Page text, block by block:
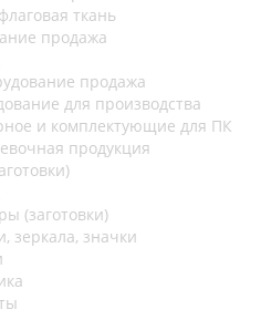
ткань
продажа
продажа
для производства
и комплектующие для ПК
продукция
(заготовки)
зеркала, значки